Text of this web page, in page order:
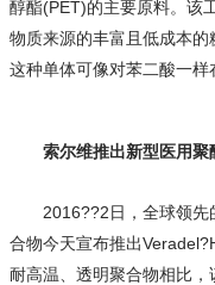
醇酯(PET)的主要原料。该
物质来源的丰富且低成本的
这种单体可像对苯二酸一
索尔维推出新型医用聚
2016??2日，全球领先
合物今天宣布推出
耐高温、透明聚合物相比